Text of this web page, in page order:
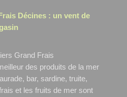
Décines : un vent de
Grand Frais
des produits de la mer
bar, sardine, truite,
et les fruits de mer sont